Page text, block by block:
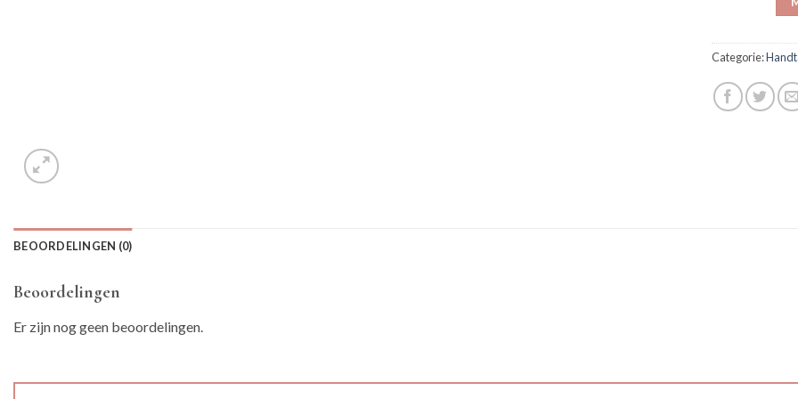
Categorie:
BEOORDELINGEN (0)
Beoordelingen
Er zijn nog geen beoordelingen.